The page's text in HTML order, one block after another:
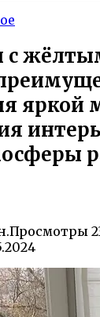
с
яркой
Просмотры